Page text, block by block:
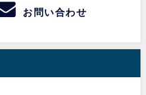
お問い合わせ